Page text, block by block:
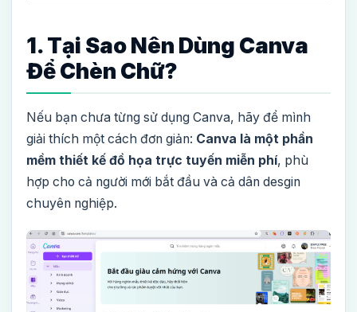
1. Tại Sao Nên Dùng Canva
Để Chèn Chữ?
Nếu bạn chưa từng sử dụng Canva, hãy để mình
giải thích một cách đơn giản: Canva là một phần
mềm thiết kế đồ họa trực tuyến miễn phí, phù
hợp cho cả người mới bắt đầu và cả dân desgin
chuyên nghiệp.